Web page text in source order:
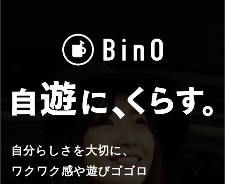
自分らしさを大切に、
ワクワク感や遊びゴゴロ